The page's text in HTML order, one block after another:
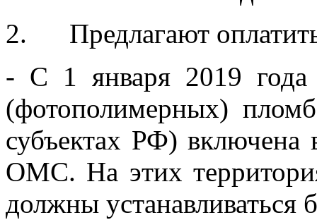
2. Предлагают
- C 1 января 2019 года
(фотополимерных)
субъектах РФ)
ОМС. На этих
должны устанавливаться